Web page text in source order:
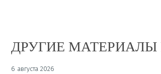
ДРУГИЕ МАТЕРИАЛЫ
6 августа 2026